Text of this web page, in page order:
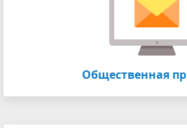
Общественная